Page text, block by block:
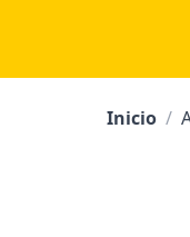
Inicio /